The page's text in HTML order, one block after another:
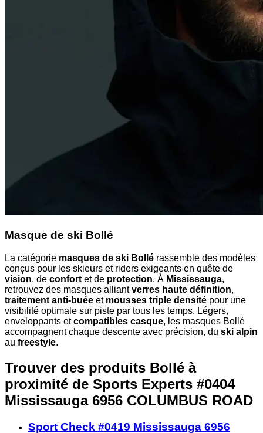
Masque de ski Bollé
La catégorie masques de ski Bollé rassemble des modèles
conçus pour les skieurs et riders exigeants en quête de
vision, de confort et de protection. À Mississauga,
retrouvez des masques alliantverres haute définition,
traitement anti-buée et mousses triple densité pour une
visibilité optimale sur piste par tous les temps. Légers,
enveloppants etcompatibles casque, les masques Bollé
accompagnent chaque descente avec précision, du ski alpin
au freestyle.
Trouver des produits Bollé à
proximité de Sports Experts #0404
Mississauga 6956 COLUMBUS ROAD
Sport Check #0419 Mississauga 6956